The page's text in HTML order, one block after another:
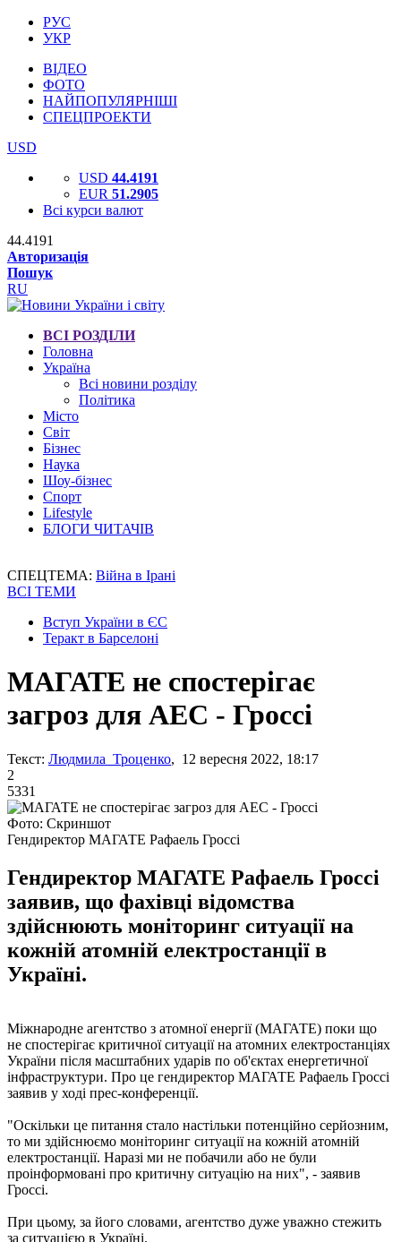
РУС
УКР
ВІДЕО
ФОТО
НАЙПОПУЛЯРНІШІ
СПЕЦПРОЕКТИ
USD
USD 44.4191
EUR 51.2905
Всі курси валют
44.4191
Авторизація
Пошук
RU
ВСІ РОЗДІЛИ
Головна
Україна
Всі новини розділу
Політика
Місто
Світ
Бізнес
Наука
Шоу-бізнес
Спорт
Lifestyle
БЛОГИ ЧИТАЧІВ
СПЕЦТЕМА: Війна в Ірані
ВСІ ТЕМИ
Вступ України в ЄС
Теракт в Барселоні
МАГАТЕ не спостерігає
загроз для АЕС - Гроссі
Текст: Людмила Троценко, 12 вересня 2022, 18:17
2
5331
Фото: Скриншот
Гендиректор МАГАТЕ Рафаель Гроссі
Гендиректор МАГАТЕ Рафаель Гроссі
заявив, що фахівці відомства
здійснюють моніторинг ситуації на
кожній атомній електростанції в
Україні.
Міжнародне агентство з атомної енергії (МАГАТЕ) поки що
не спостерігає критичної ситуації на атомних електростанціях
України після масштабних ударів по об'єктах енергетичної
інфраструктури. Про це гендиректор МАГАТЕ Рафаель Гроссі
заявив у ході прес-конференції.
"Оскільки це питання стало настільки потенційно серйозним,
то ми здійснюємо моніторинг ситуації на кожній атомній
електростанції. Наразі ми не побачили або не були
проінформовані про критичну ситуацію на них", - заявив
Гроссі.
При цьому, за його словами, агентство дуже уважно стежить
за ситуацією в Україні.